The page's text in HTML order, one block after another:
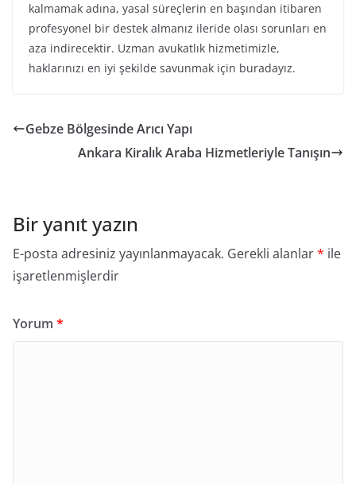
kalmamak adına, yasal süreçlerin en başından itibaren
profesyonel bir destek almanız ileride olası sorunları en
aza indirecektir. Uzman avukatlık hizmetimizle,
haklarınızı en iyi şekilde savunmak için buradayız.
Gebze Bölgesinde Arıcı Yapı
Ankara Kiralık Araba Hizmetleriyle Tanışın
Bir yanıt yazın
E-posta adresiniz yayınlanmayacak. Gerekli alanlar* ile
işaretlenmişlerdir
Yorum *